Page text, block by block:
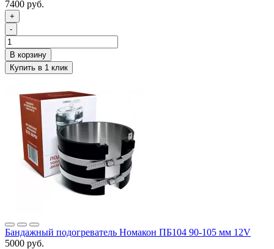
7400 руб.
+
-
Бандажный подогреватель Номакон ПБ104 90-105 мм 12V
5000 руб.